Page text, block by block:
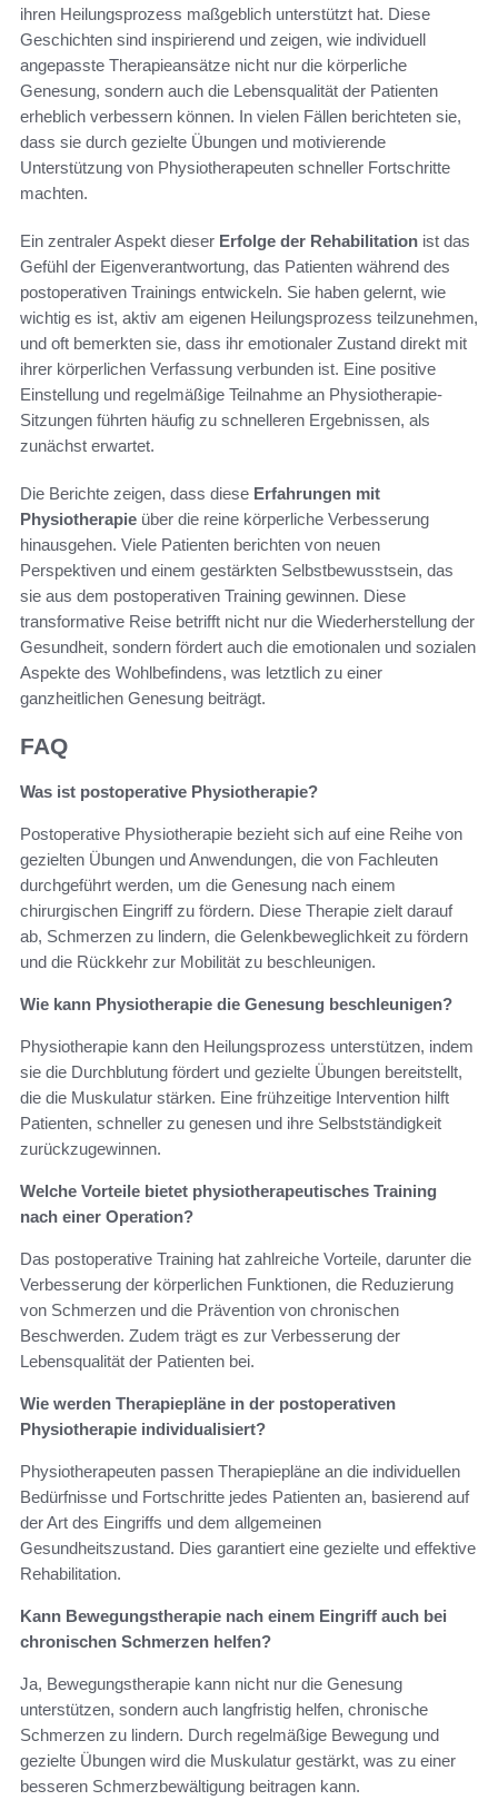
ihren Heilungsprozess maßgeblich unterstützt hat. Diese
Geschichten sind inspirierend und zeigen, wie individuell
angepasste Therapieansätze nicht nur die körperliche
Genesung, sondern auch die Lebensqualität der Patienten
erheblich verbessern können. In vielen Fällen berichteten sie,
dass sie durch gezielte Übungen und motivierende
Unterstützung von Physiotherapeuten schneller Fortschritte
machten.
Ein zentraler Aspekt dieser Erfolge der Rehabilitation ist das
Gefühl der Eigenverantwortung, das Patienten während des
postoperativen Trainings entwickeln. Sie haben gelernt, wie
wichtig es ist, aktiv am eigenen Heilungsprozess teilzunehmen,
und oft bemerkten sie, dass ihr emotionaler Zustand direkt mit
ihrer körperlichen Verfassung verbunden ist. Eine positive
Einstellung und regelmäßige Teilnahme an Physiotherapie-
Sitzungen führten häufig zu schnelleren Ergebnissen, als
zunächst erwartet.
Die Berichte zeigen, dass diese Erfahrungen mit
Physiotherapie über die reine körperliche Verbesserung
hinausgehen. Viele Patienten berichten von neuen
Perspektiven und einem gestärkten Selbstbewusstsein, das
sie aus dem postoperativen Training gewinnen. Diese
transformative Reise betrifft nicht nur die Wiederherstellung der
Gesundheit, sondern fördert auch die emotionalen und sozialen
Aspekte des Wohlbefindens, was letztlich zu einer
ganzheitlichen Genesung beiträgt.
FAQ
Was ist postoperative Physiotherapie?
Postoperative Physiotherapie bezieht sich auf eine Reihe von
gezielten Übungen und Anwendungen, die von Fachleuten
durchgeführt werden, um die Genesung nach einem
chirurgischen Eingriff zu fördern. Diese Therapie zielt darauf
ab, Schmerzen zu lindern, die Gelenkbeweglichkeit zu fördern
und die Rückkehr zur Mobilität zu beschleunigen.
Wie kann Physiotherapie die Genesung beschleunigen?
Physiotherapie kann den Heilungsprozess unterstützen, indem
sie die Durchblutung fördert und gezielte Übungen bereitstellt,
die die Muskulatur stärken. Eine frühzeitige Intervention hilft
Patienten, schneller zu genesen und ihre Selbstständigkeit
zurückzugewinnen.
Welche Vorteile bietet physiotherapeutisches Training
nach einer Operation?
Das postoperative Training hat zahlreiche Vorteile, darunter die
Verbesserung der körperlichen Funktionen, die Reduzierung
von Schmerzen und die Prävention von chronischen
Beschwerden. Zudem trägt es zur Verbesserung der
Lebensqualität der Patienten bei.
Wie werden Therapiepläne in der postoperativen
Physiotherapie individualisiert?
Physiotherapeuten passen Therapiepläne an die individuellen
Bedürfnisse und Fortschritte jedes Patienten an, basierend auf
der Art des Eingriffs und dem allgemeinen
Gesundheitszustand. Dies garantiert eine gezielte und effektive
Rehabilitation.
Kann Bewegungstherapie nach einem Eingriff auch bei
chronischen Schmerzen helfen?
Ja, Bewegungstherapie kann nicht nur die Genesung
unterstützen, sondern auch langfristig helfen, chronische
Schmerzen zu lindern. Durch regelmäßige Bewegung und
gezielte Übungen wird die Muskulatur gestärkt, was zu einer
besseren Schmerzbewältigung beitragen kann.